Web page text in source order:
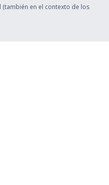
en el contexto de los